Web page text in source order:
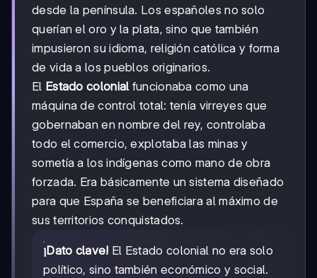
desde la península. Los españoles no solo
querían el oro y la plata, sino que también
impusieron su idioma, religión católica y forma
de vida a los pueblos originarios.
El Estado colonial funcionaba como una
máquina de control total: tenía virreyes que
gobernaban en nombre del rey, controlaba
todo el comercio, explotaba las minas y
sometía a los indígenas como mano de obra
forzada. Era básicamente un sistema diseñado
para que España se beneficiara al máximo de
sus territorios conquistados.
¡Dato clave! El Estado colonial no era solo
político, sino también económico y social.